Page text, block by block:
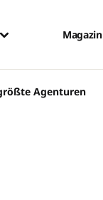
Magazin
Agenturen